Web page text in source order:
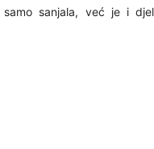
sanjala, već je i